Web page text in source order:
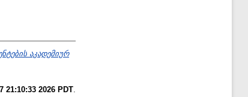
აკადემიურ
21:10:33 2026 PDT